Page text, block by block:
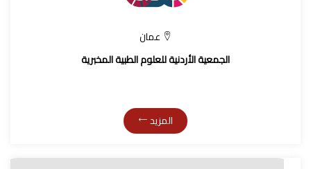
عمان
الجمعية الأردنية للعلوم الطبية المخبرية
المزيد